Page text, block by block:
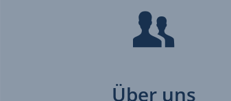
Über uns